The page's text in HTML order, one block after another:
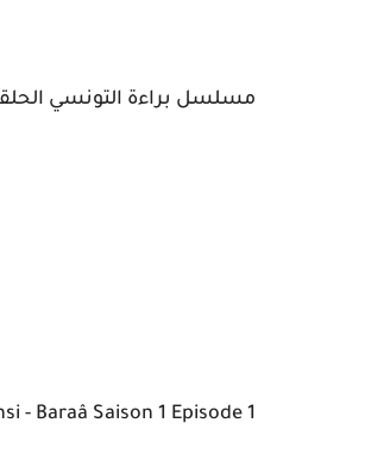
مسلسل براءة التونسي
- Baraâ Saison 1 Episode 1,